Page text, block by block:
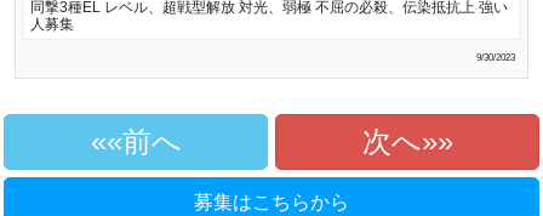
同撃3種EL レベル、超戦型解放 対光、弱極 不屈の必殺、伝染抵抗上 強い
人募集
9/30/2023
«前へ 次へ»
募集はこちらから